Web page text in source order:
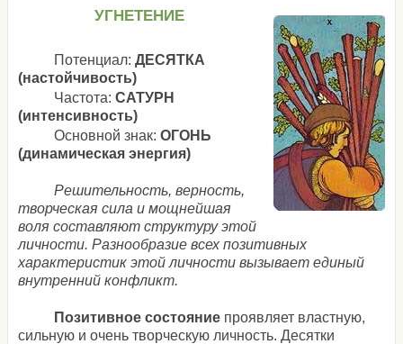
УГНЕТЕНИЕ
Потенциал:ДЕСЯТКА
(настойчивость)
Частота:САТУРН
(интенсивность)
Основной знак:ОГОНЬ
(динамическая энергия)
Решительность, верность,
творческая сила и мощнейшая
воля составляют структуру этой
личности. Разнообразие всех позитивных
характеристик этой личности вызывает единый
внутренний конфликт.
Позитивное состояние проявляет властную,
сильную и очень творческую личность. Десятки